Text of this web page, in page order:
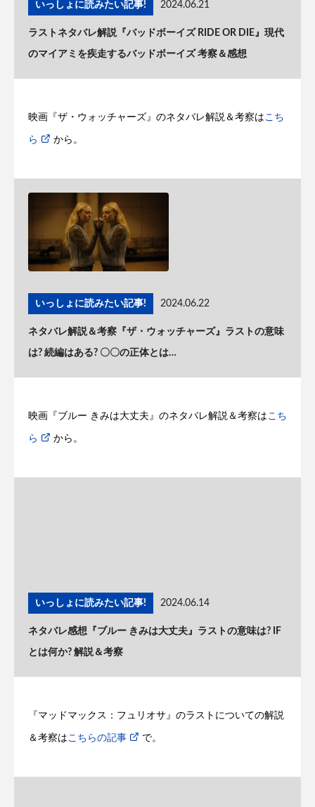
いっしょに読みたい記事! 2024.06.21
ラストネタバレ解説『バッドボーイズ RIDE OR DIE』現代
のマイアミを疾走するバッドボーイズ 考察＆感想
映画『ザ・ウォッチャーズ』のネタバレ解説＆考察はこち
ら から。
いっしょに読みたい記事! 2024.06.22
ネタバレ解説＆考察『ザ・ウォッチャーズ』ラストの意味
は? 続編はある? 〇〇の正体とは…
映画『ブルー きみは大丈夫』のネタバレ解説＆考察はこち
ら から。
いっしょに読みたい記事! 2024.06.14
ネタバレ感想『ブルー きみは大丈夫』ラストの意味は? IF
とは何か? 解説＆考察
『マッドマックス：フュリオサ』のラストについての解説
＆考察はこちらの記事 で。